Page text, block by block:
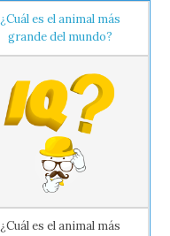
¿Cuál es el animal más
grande del mundo?
¿Cuál es el animal más